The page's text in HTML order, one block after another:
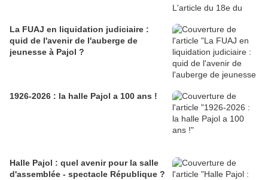
La FUAJ en liquidation judiciaire :
quid de l'avenir de l'auberge de
jeunesse à Pajol ?
1926-2026 : la halle Pajol a 100 ans !
Halle Pajol : quel avenir pour la salle
d'assemblée - spectacle République ?